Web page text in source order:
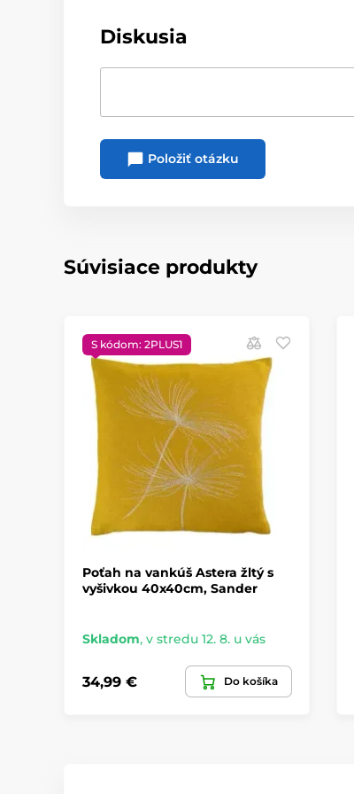
Diskusia
Položiť otázku
Súvisiace produkty
S kódom: 2PLUS1
Poťah na vankúš Astera žltý s
vyšivkou 40x40cm, Sander
Skladom, v stredu 12. 8. u vás
34,99 € Do košíka